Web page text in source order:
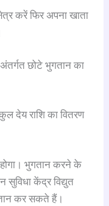
करें फिर अपना खाता
छोटे भुगतान का
देय राशि का वितरण
भुगतान करने के
सुविधा केंद्र विद्युत
कर सकते हैं।